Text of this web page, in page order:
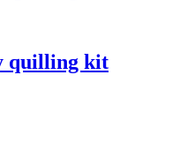
quilling kit